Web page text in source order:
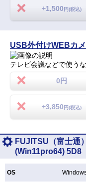
+1,500 円(税込)
USB外付けWEBカ
テレビ会議などで使うな
0円
+3,850 円(税込)
FUJITSU（富士通
(Win11pro64)
OS